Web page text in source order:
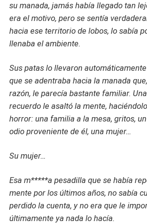
su manada, jamás había llegado tan
era el motivo, pero se sentía
hacia ese territorio de lobos, lo sabía
llenaba el ambiente.
Sus patas lo llevaron
que se adentraba hacia la manada
razón, le parecía bastante familiar.
recuerdo le asaltó la mente,
horror: una familia a la mesa, gritos,
odio proveniente de él, una mujer…
Su mujer…
Esa m*****a pesadilla que se había
mente por los últimos años, no sabía
perdido la cuenta, y no era que le
últimamente ya nada lo hacía.